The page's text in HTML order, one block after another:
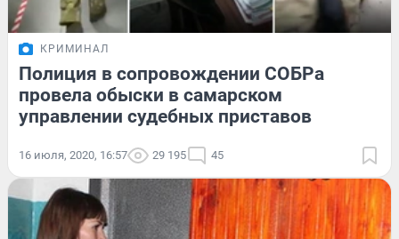
КРИМИНАЛ
Полиция в сопровождении СОБРа
провела обыски в самарском
управлении судебных приставов
16 июля, 2020, 16:57 29 195 45